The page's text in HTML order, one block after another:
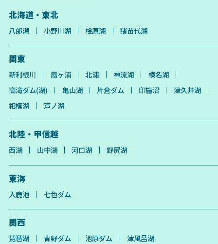
北海道・東北
八郎潟 小野川湖 桧原湖 猪苗代湖
関東
新利根川 霞ヶ浦 北浦 神流湖
榛名湖
高滝ダム(湖)
亀山湖 片倉ダム 印旛沼
津久井湖
相模湖
芦ノ湖
北陸・甲信越
西湖 山中湖 河口湖 野尻湖
東海
入鹿池 七色ダム
関西
琵琶湖 青野ダム 池原ダム 津風呂湖